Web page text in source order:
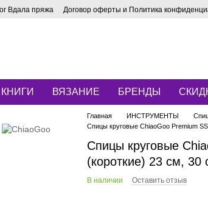
Вдала пряжа Договор оферты и Политика
КНИГИ ВЯЗАНИЕ БРЕНДЫ
Главная ИНСТРУМЕНТЫ
Спицы круговые ChiaoGoo Premium
Спицы круговые
(короткие) 23 см,
В наличии Оставить отзыв